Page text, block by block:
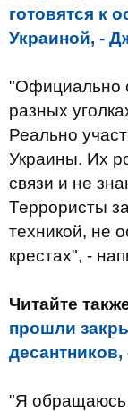
готовятся к
Украиной, -
"Официально
разных
Реально
Украины. Их
связи и не
Террористы
техникой, не
крестах", -
Читайте
прошли
"Я обращаюсь